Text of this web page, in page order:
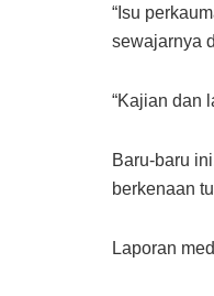
“Isu
sewajarnya
“Kajian dan
Baru-baru
berkenaan
Laporan